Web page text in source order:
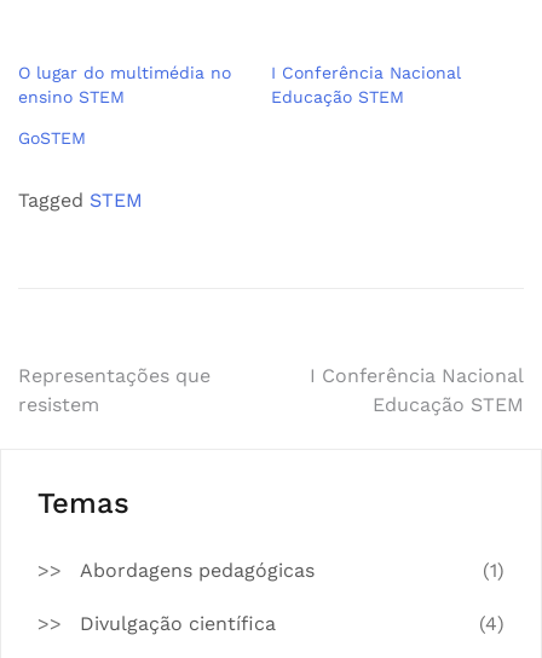
O lugar do multimédia no
ensino STEM
I Conferência Nacional
Educação STEM
GoSTEM
Tagged STEM
Navegação
Representações que
resistem
I Conferência Nacional
Educação STEM
Temas
Abordagens pedagógicas (1)
Divulgação científica (4)